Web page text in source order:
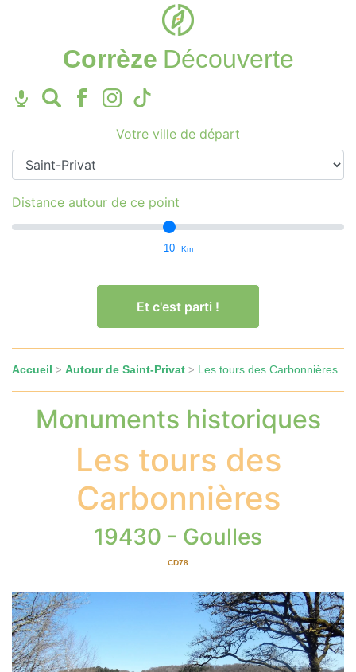
Corrèze Découverte
Votre ville de départ
Distance autour de ce point
10 Km
Et c'est parti !
Accueil > Autour de Saint-Privat > Les tours des Carbonnières
Monuments historiques
Les tours des
Carbonnières
19430 - Goulles
CD78